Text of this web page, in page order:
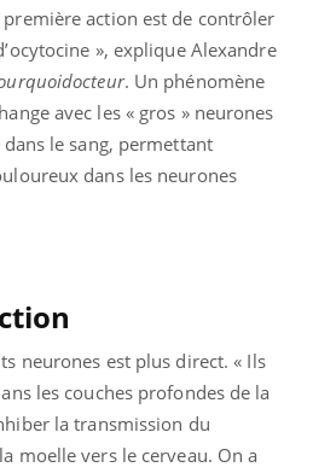
première action est de contrôler
», explique Alexandre
. Un phénomène
avec les « gros » neurones
le sang, permettant
dans les neurones
neurones est plus direct. « Ils
les couches profondes de la
la transmission du
moelle vers le cerveau. On a